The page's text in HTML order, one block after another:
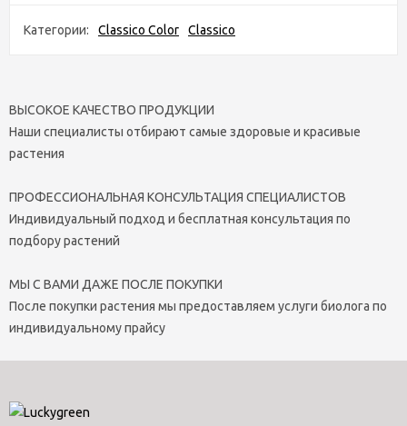
Категории: Classico Color Classico
ВЫСОКОЕ КАЧЕСТВО ПРОДУКЦИИ
Наши специалисты отбирают самые здоровые и красивые
растения
ПРОФЕССИОНАЛЬНАЯ КОНСУЛЬТАЦИЯ СПЕЦИАЛИСТОВ
Индивидуальный подход и бесплатная консультация по
подбору растений
МЫ С ВАМИ ДАЖЕ ПОСЛЕ ПОКУПКИ
После покупки растения мы предоставляем услуги биолога по
индивидуальному прайсу